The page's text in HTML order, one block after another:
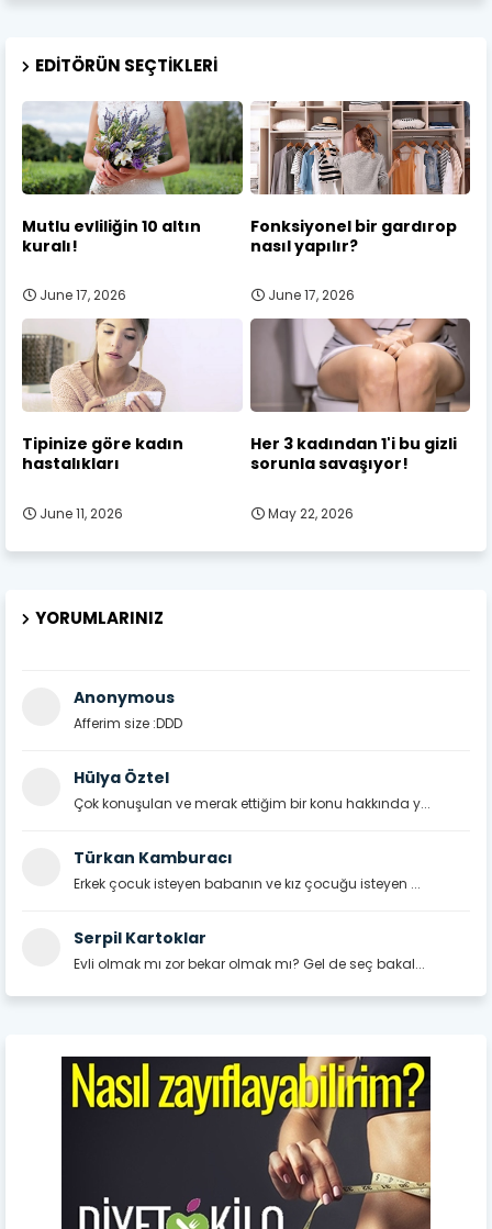
EDITÖRÜN SEÇTIKLERI
Mutlu evliliğin 10 altın
kuralı!
June 17, 2026
Fonksiyonel bir gardırop
nasıl yapılır?
June 17, 2026
Tipinize göre kadın
hastalıkları
June 11, 2026
Her 3 kadından 1'i bu gizli
sorunla savaşıyor!
May 22, 2026
YORUMLARINIZ
Anonymous
Afferim size :DDD
Hülya Öztel
Çok konuşulan ve merak ettiğim bir konu hakkında y...
Türkan Kamburacı
Erkek çocuk isteyen babanın ve kız çocuğu isteyen ...
Serpil Kartoklar
Evli olmak mı zor bekar olmak mı? Gel de seç bakal...